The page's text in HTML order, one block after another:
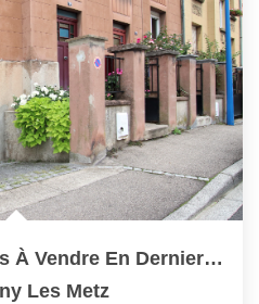
Appartement 2 Pièces À Vendre En Dernier Étage À...
Les Metz